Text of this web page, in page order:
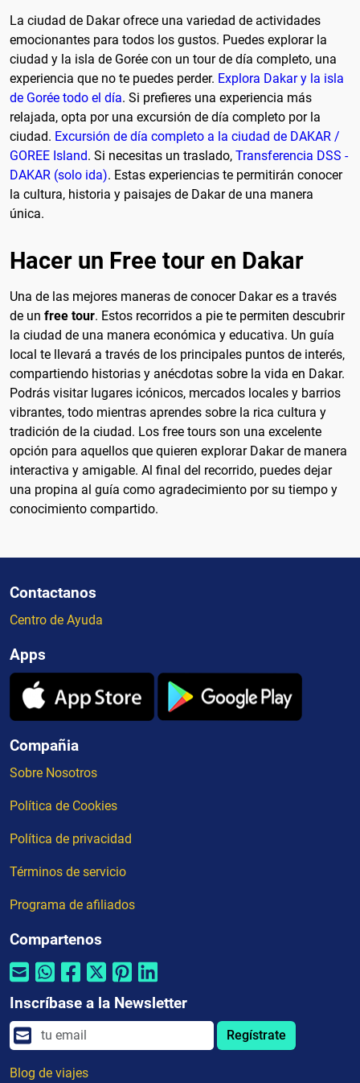
La ciudad de Dakar ofrece una variedad de actividades
emocionantes para todos los gustos. Puedes explorar la
ciudad y la isla de Gorée con un tour de día completo, una
experiencia que no te puedes perder. Explora Dakar y la isla
de Gorée todo el día. Si prefieres una experiencia más
relajada, opta por una excursión de día completo por la
ciudad. Excursión de día completo a la ciudad de DAKAR /
GOREE Island. Si necesitas un traslado, Transferencia DSS -
DAKAR (solo ida). Estas experiencias te permitirán conocer
la cultura, historia y paisajes de Dakar de una manera
única.
Hacer un Free tour en Dakar
Una de las mejores maneras de conocer Dakar es a través
de un free tour. Estos recorridos a pie te permiten descubrir
la ciudad de una manera económica y educativa. Un guía
local te llevará a través de los principales puntos de interés,
compartiendo historias y anécdotas sobre la vida en Dakar.
Podrás visitar lugares icónicos, mercados locales y barrios
vibrantes, todo mientras aprendes sobre la rica cultura y
tradición de la ciudad. Los free tours son una excelente
opción para aquellos que quieren explorar Dakar de manera
interactiva y amigable. Al final del recorrido, puedes dejar
una propina al guía como agradecimiento por su tiempo y
conocimiento compartido.
Contactanos
Centro de Ayuda
Apps
Compañia
Sobre Nosotros
Política de Cookies
Política de privacidad
Términos de servicio
Programa de afiliados
Compartenos
Inscríbase a la Newsletter
Regístrate
Blog de viajes